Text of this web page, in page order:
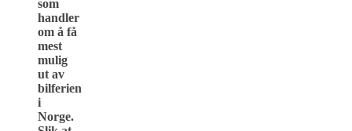
som
handler
om å få
mest
mulig
ut av
bilferien
i
Norge.